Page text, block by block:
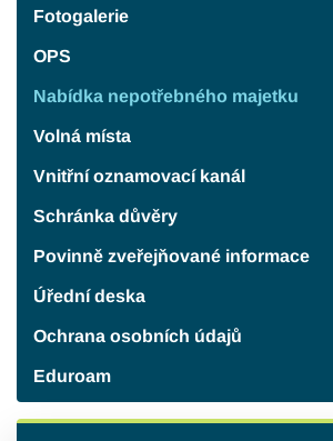
Fotogalerie
OPS
Nabídka nepotřebného majetku
Volná místa
Vnitřní oznamovací kanál
Schránka důvěry
Povinně zveřejňované informace
Úřední deska
Ochrana osobních údajů
Eduroam